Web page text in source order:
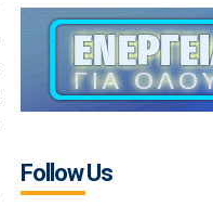
Follow Us